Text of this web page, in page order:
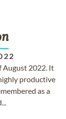
August 2022. It
productive
as a